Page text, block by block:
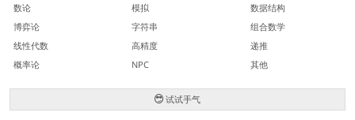
数论
模拟
数据结构
博弈论
字符串
组合数学
线性代数
高精度
递推
概率论
NPC 其他
试试手气